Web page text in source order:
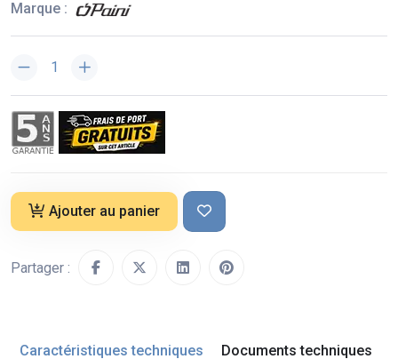
Marque :
Ajouter au panier
Partager :
Caractéristiques techniques Documents techniques